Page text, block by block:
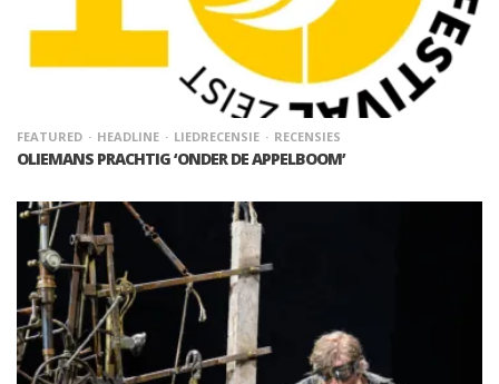
FEATURED HEADLINE LIEDRECENSIE RECENSIES
OLIEMANS PRACHTIG ‘ONDER DE APPELBOOM’